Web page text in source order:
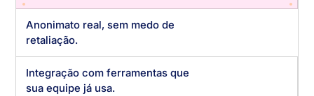
Anonimato real, sem medo de
retaliação.
Integração com ferramentas que
sua equipe já usa.